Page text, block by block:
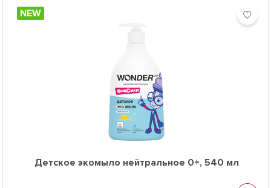
NEW
Детское экомыло нейтральное 0+, 540 мл